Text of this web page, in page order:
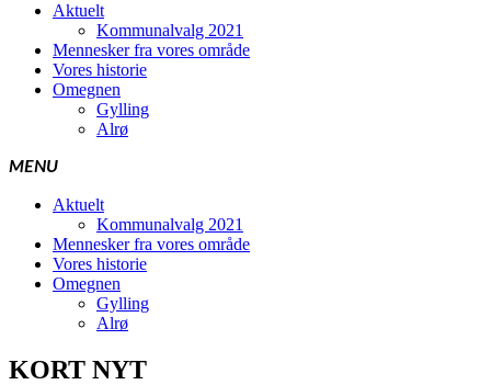
Aktu­elt
Kom­mu­nalvalg 2021
Men­ne­sker fra vores område
Vores histo­rie
Omeg­nen
Gyl­ling
Alrø
Aktu­elt
Kom­mu­nalvalg 2021
Men­ne­sker fra vores område
Vores histo­rie
Omeg­nen
Gyl­ling
Alrø
KORT NYT